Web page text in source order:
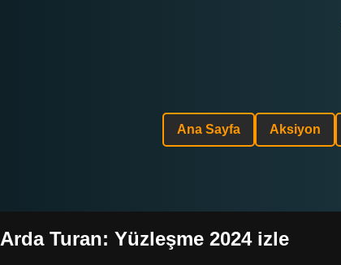
Ana Sayfa Aksiyon
Arda Turan: Yüzleşme 2024 izle